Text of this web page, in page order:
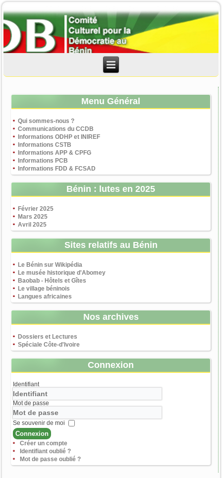
Menu Général
Qui sommes-nous ?
Communications du CCDB
Informations ODHP et INIREF
Informations CSTB
Informations APP & CPFG
Informations PCB
Informations FDD & FCSAD
Bénin : lutes en 2025
Février 2025
Mars 2025
Avril 2025
Sites relatifs au Bénin
Le Bénin sur Wikipédia
Le musée historique d'Abomey
Baobab - Hôtels et Gîtes
Le village béninois
Langues africaines
Nos archives
Dossiers et Lectures
Spéciale Côte-d'Ivoire
Connexion
Identifiant
Mot de passe
Se souvenir de moi
Connexion
Créer un compte
Identifiant oublié ?
Mot de passe oublié ?